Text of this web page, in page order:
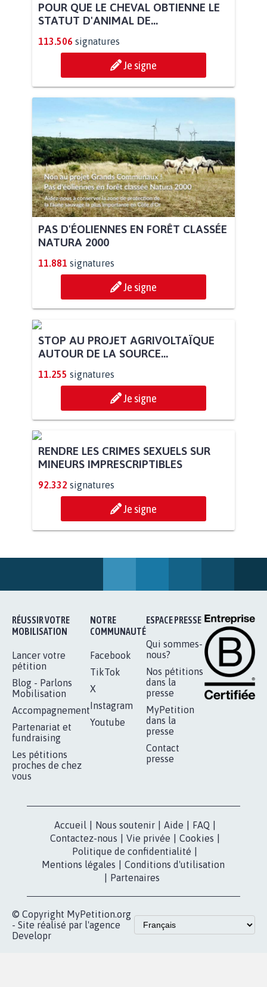
POUR QUE LE CHEVAL OBTIENNE LE
STATUT D'ANIMAL DE...
113.506 signatures
Je signe
PAS D'ÉOLIENNES EN FORÊT CLASSÉE
NATURA 2000
11.881 signatures
Je signe
STOP AU PROJET AGRIVOLTAÏQUE
AUTOUR DE LA SOURCE...
11.255 signatures
Je signe
RENDRE LES CRIMES SEXUELS SUR
MINEURS IMPRESCRIPTIBLES
92.332 signatures
Je signe
RÉUSSIR VOTRE
Mobilisation
Accompagnement
NOTRE
COMMUNAUTÉ
Facebook
TikTok
X
Instagram
ESPACE PRESSE
Qui sommes-
nous?
Nos pétitions
presse
MyPetition